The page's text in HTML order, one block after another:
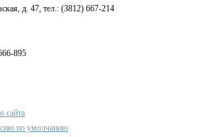
д. 47, тел.: (3812) 667-214
895
сайта
по умолчанию